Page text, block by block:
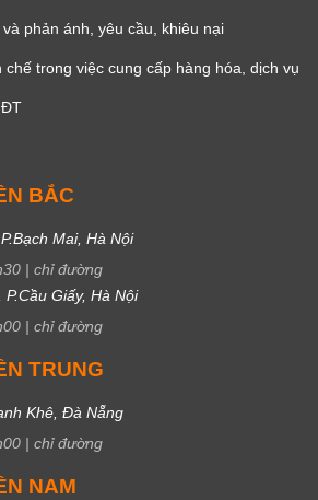
phản ánh, yêu cầu, khiêu nại
trong việc cung cấp hàng hóa, dịch vụ
BẮC
Mai, Hà Nội
| chỉ đường
Giấy, Hà Nội
| chỉ đường
TRUNG
Khê, Đà Nẵng
| chỉ đường
NAM